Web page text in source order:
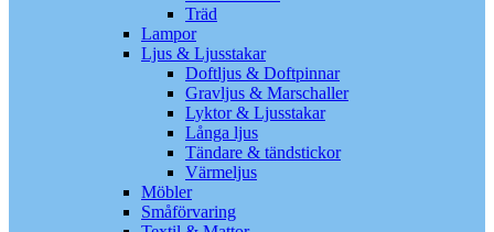
Träd
Lampor
Ljus & Ljusstakar
Doftljus & Doftpinnar
Gravljus & Marschaller
Lyktor & Ljusstakar
Långa ljus
Tändare & tändstickor
Värmeljus
Möbler
Småförvaring